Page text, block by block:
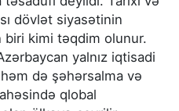
dövlət siyasətinin
kimi təqdim olunur.
yalnız iqtisadi
də şəhərsalma və
qlobal